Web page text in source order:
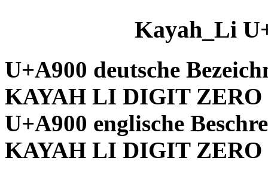
Kayah_Li
U+A900 deutsche
KAYAH LI DIGIT ZERO
U+A900 englische
KAYAH LI DIGIT ZERO